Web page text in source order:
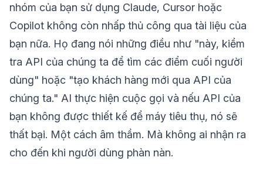
nhóm của bạn sử dụng Claude, Cursor hoặc
Copilot không còn nhấp thủ công qua tài liệu của
bạn nữa. Họ đang nói những điều như "này, kiểm
tra API của chúng ta để tìm các điểm cuối người
dùng" hoặc "tạo khách hàng mới qua API của
chúng ta." AI thực hiện cuộc gọi và nếu API của
bạn không được thiết kế để máy tiêu thụ, nó sẽ
thất bại. Một cách âm thầm. Mà không ai nhận ra
cho đến khi người dùng phàn nàn.